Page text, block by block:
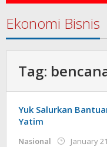
Ekonomi Bisnis
Tag:
Yuk Salurkan
Yatim
Nasional January